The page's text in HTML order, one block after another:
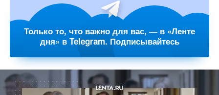
Только то, что важно для вас, — в «Ленте
дня» в Telegram. Подписывайтесь